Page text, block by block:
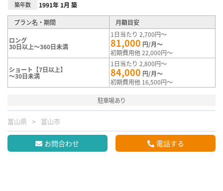
築年数 1991年 1月 築
プラン名・期間 月額目安
ロング
30日以上～360日未満
1日当たり 2,700円～
81,000 円/月～
初期費用他 22,000円～
ショート【7日以上】
～30日未満
1日当たり 2,800円～
84,000 円/月～
初期費用他 16,500円～
駐車場あり
富山県 富山市
お問合わせ 電話する